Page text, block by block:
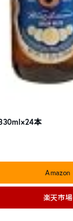
本
Amazon
楽天市場